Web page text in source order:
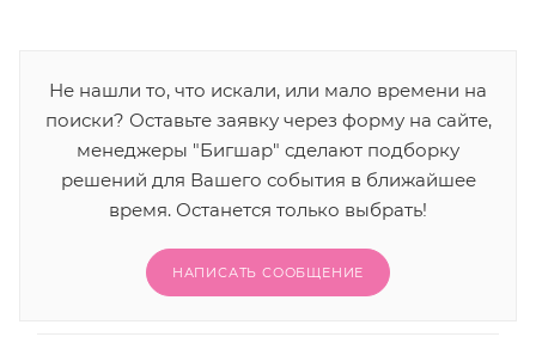
Не нашли то, что искали, или мало времени на
поиски? Оставьте заявку через форму на сайте,
менеджеры "Бигшар" сделают подборку
решений для Вашего события в ближайшее
время. Останется только выбрать!
НАПИСАТЬ СООБЩЕНИЕ